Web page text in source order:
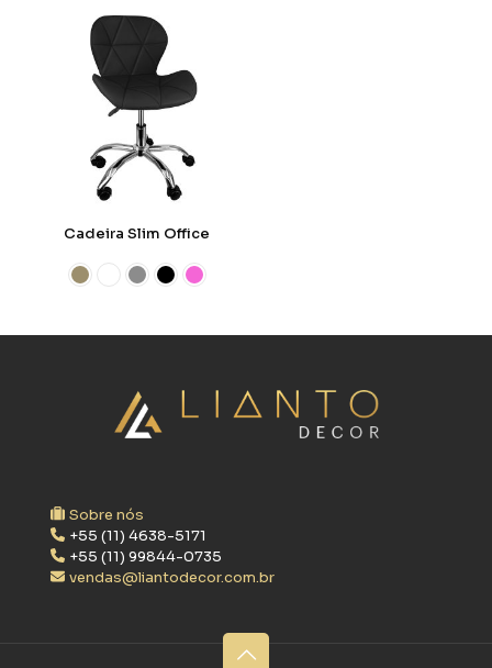
Cadeira Slim Office
Sobre nós
+55 (11) 4638-5171
+55 (11) 99844-0735
vendas@liantodecor.com.br